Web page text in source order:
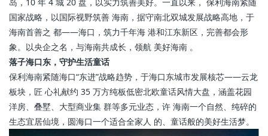
国家战略，以国际视野筑善 海南，据守南北双城发展战略高地，于
海南首善之 都——海口，筑力千年海 港和江东新区，完善都会形
象。以央企之名，与海南共成长，领航 美好海南 。
落子海口东，守护生活童话
保利海南紧随海口“东进”战略趋势，于海口东城市发展核芯——云龙
板块，匠 心礼献约 35 万方纯板低密北欧童话风情大盘，涵盖花园
洋房、叠墅、大型商业集 群等多元业态，许 海南一个自然、纯碎的
生态宜居仙境，圆海口一个适合全家人 的、童话般的美好生活梦。